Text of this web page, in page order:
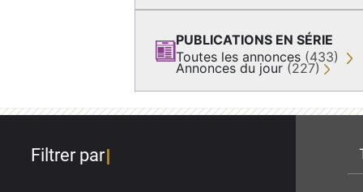
PUBLICATIONS EN SÉRIE
Toutes les annonces (433)
Annonces du jour (227)
Filtrer par